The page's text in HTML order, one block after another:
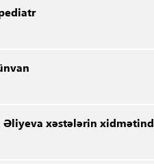
Əliyeva xəstələrin